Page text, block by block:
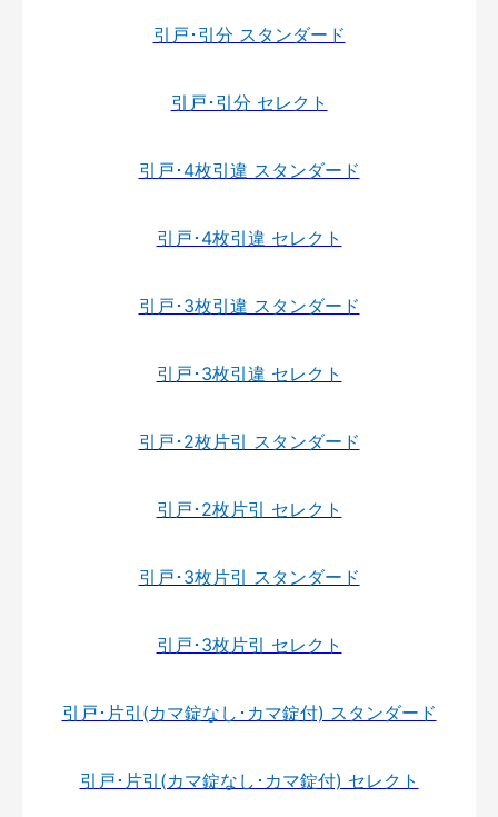
引戸･引分 スタンダード
引戸･引分 セレクト
引戸･4枚引違 スタンダード
引戸･4枚引違 セレクト
引戸･3枚引違 スタンダード
引戸･3枚引違 セレクト
引戸･2枚片引 スタンダード
引戸･2枚片引 セレクト
引戸･3枚片引 スタンダード
引戸･3枚片引 セレクト
引戸･片引(カマ錠なし･カマ錠付) スタンダード
引戸･片引(カマ錠なし･カマ錠付) セレクト